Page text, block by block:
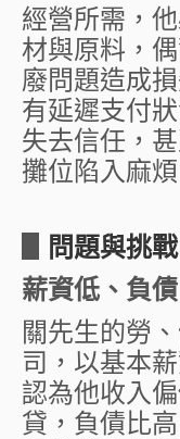
經營所需，
材與原料，
廢問題造成
有延遲支付
失去信任，
攤位陷入麻煩
問題與挑戰
薪資低、負
關先生的勞
司，以基本
認為他收入
貸，負債比